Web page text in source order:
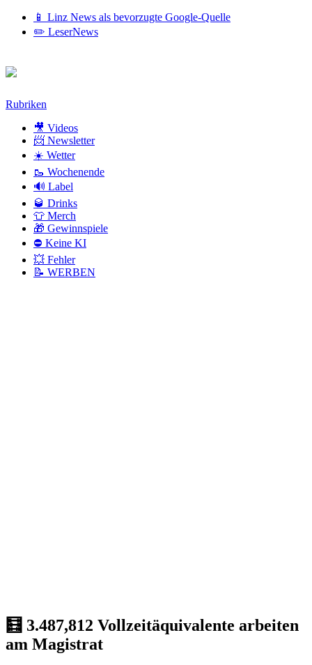
📱 Linz News als bevorzugte Google-Quelle
✏️ LeserNews
Zum
Rubriken
🎥 Videos
📨 Newsletter
☀️ Wetter
🥾 Wochenende
🔊 Label
🥃 Drinks
👕 Merch
🎁 Gewinnspiele
⛔ Keine KI
💥 Fehler
📝 WERBEN
🧮 3.487,812 Vollzeitäquivalente arbeiten
am Magistrat